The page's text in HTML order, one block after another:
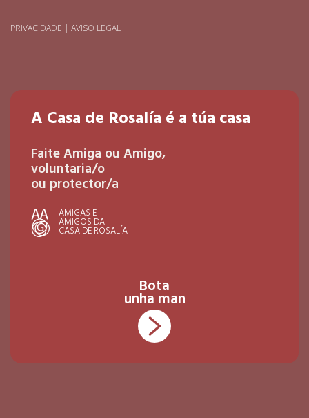
PRIVACIDADE | AVISO LEGAL
A Casa de Rosalía é a túa casa
Faite Amiga ou Amigo,
voluntaria/o
ou protector/a
AMIGAS E
AMIGOS DA
CASA DE ROSALÍA
Bota
unha man